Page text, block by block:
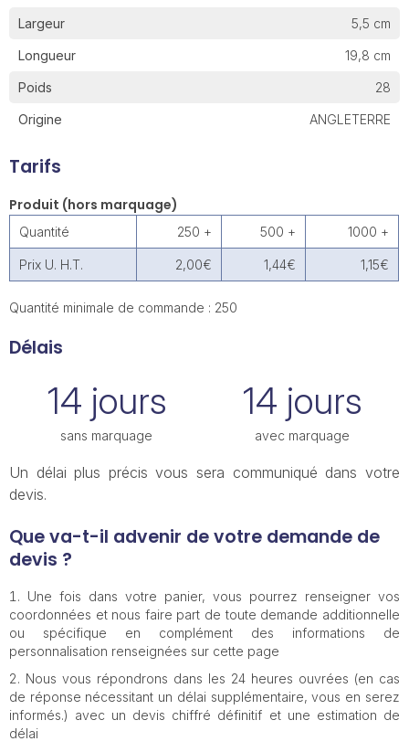
Largeur 5,5 cm
Longueur 19,8 cm
Poids 28
Origine ANGLETERRE
Tarifs
Produit (hors marquage)
Quantité 250 + 500 + 1000 +
Prix U. H.T. 2,00€ 1,44€ 1,15€
Quantité minimale de commande : 250
Délais
14 jours
sans marquage
14 jours
avec marquage
Un délai plus précis vous sera communiqué dans votre
devis.
Que va-t-il advenir de votre demande de
devis ?
Une fois dans votre panier, vous pourrez renseigner vos
coordonnées et nous faire part de toute demande additionnelle
ou spécifique en complément des informations de
personnalisation renseignées sur cette page
Nous vous répondrons dans les 24 heures ouvrées (en cas
de réponse nécessitant un délai supplémentaire, vous en serez
informés.) avec un devis chiffré définitif et une estimation de
délai